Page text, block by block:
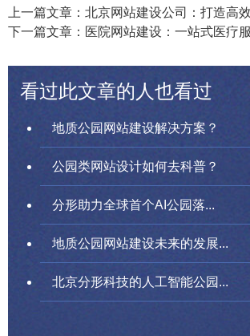
上一篇文章：北京网站建设公司：打造高
下一篇文章：医院网站建设：一站式医疗
看过此文章的人也看过
地质公园网站建设解决方案？
公园类网站设计如何去科普？
分形助力全球首个AI公园落...
地质公园网站建设未来的发展...
北京分形科技的人工智能公园...